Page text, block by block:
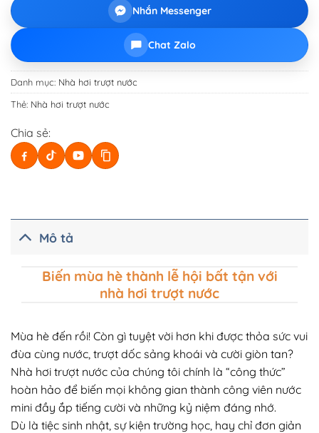
Nhắn Messenger
Chat Zalo
Danh mục: Nhà hơi trượt nước
Thẻ: Nhà hơi trượt nước
Chia sẻ:
Mô tả
Biến mùa hè thành lễ hội bất tận với
nhà hơi trượt nước
Mùa hè đến rồi! Còn gì tuyệt vời hơn khi được thỏa sức vui
đùa cùng nước, trượt dốc sảng khoái và cười giòn tan?
Nhà hơi trượt nước của chúng tôi chính là “công thức”
hoàn hảo để biến mọi không gian thành công viên nước
mini đầy ắp tiếng cười và những kỷ niệm đáng nhớ.
Dù là tiệc sinh nhật, sự kiện trường học, hay chỉ đơn giản